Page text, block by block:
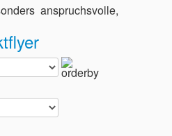
anspruchsvolle,